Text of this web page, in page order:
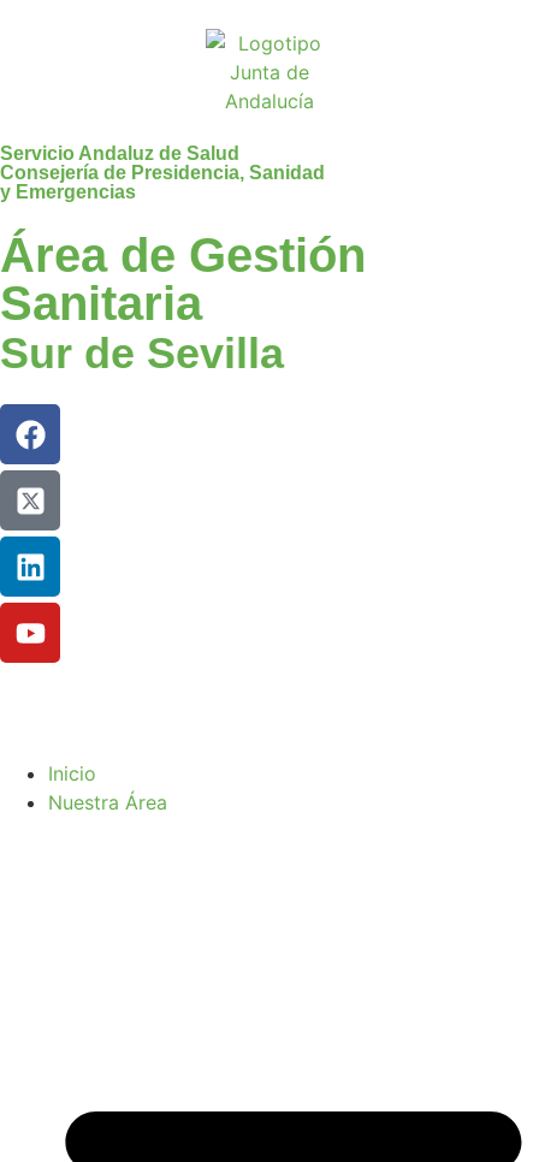
Servicio Andaluz de Salud
Consejería de Presidencia, Sanidad
y Emergencias
Área de Gestión
Sanitaria
Sur de Sevilla
Inicio
Nuestra Área